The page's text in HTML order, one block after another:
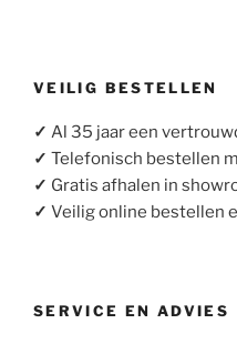
VEILIG BESTELLEN
✓ Al 35 jaar een
✓ Telefonisch bestellen
✓ Gratis afhalen in
✓ Veilig online bestellen
SERVICE EN ADVIES